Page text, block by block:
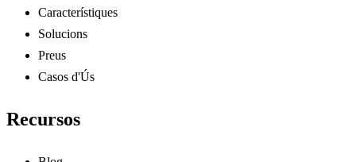
Característiques
Solucions
Preus
Casos d'Ús
Recursos